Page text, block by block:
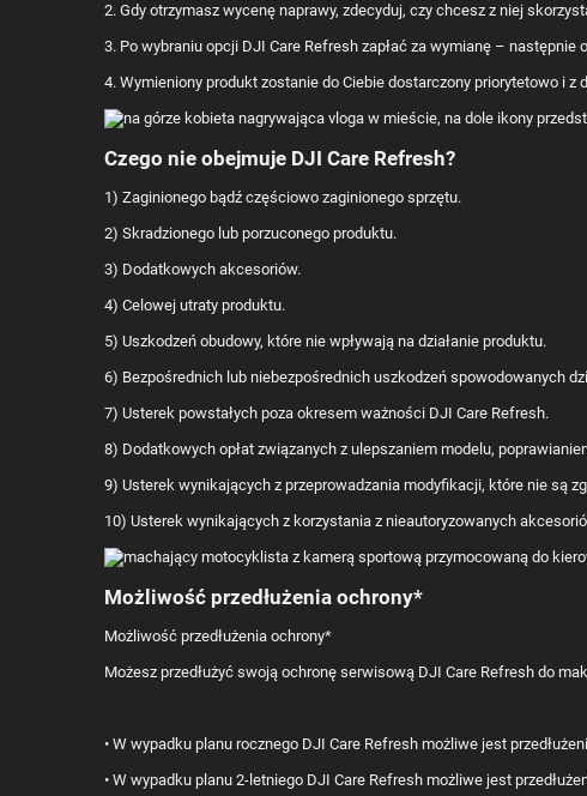
2. Gdy otrzymasz wycenę naprawy, zdecyduj, czy chcesz z niej
3. Po wybraniu opcji DJI Care Refresh zapłać za wymianę –
4. Wymieniony produkt zostanie do Ciebie dostarczony priorytetowo i z
Czego nie obejmuje DJI Care Refresh?
1) Zaginionego bądź częściowo zaginionego sprzętu.
2) Skradzionego lub porzuconego produktu.
3) Dodatkowych akcesoriów.
4) Celowej utraty produktu.
5) Uszkodzeń obudowy, które nie wpływają na działanie produktu.
6) Bezpośrednich lub niebezpośrednich uszkodzeń spowodowanych
7) Usterek powstałych poza okresem ważności DJI Care Refresh.
8) Dodatkowych opłat związanych z ulepszaniem modelu,
9) Usterek wynikających z przeprowadzania modyfikacji, które nie są
10) Usterek wynikających z korzystania z nieautoryzowanych
Możliwość przedłużenia ochrony*
Możliwość przedłużenia ochrony*
Możesz przedłużyć swoją ochronę serwisową DJI Care Refresh do
• W wypadku planu rocznego DJI Care Refresh możliwe jest
• W wypadku planu 2-letniego DJI Care Refresh możliwe jest